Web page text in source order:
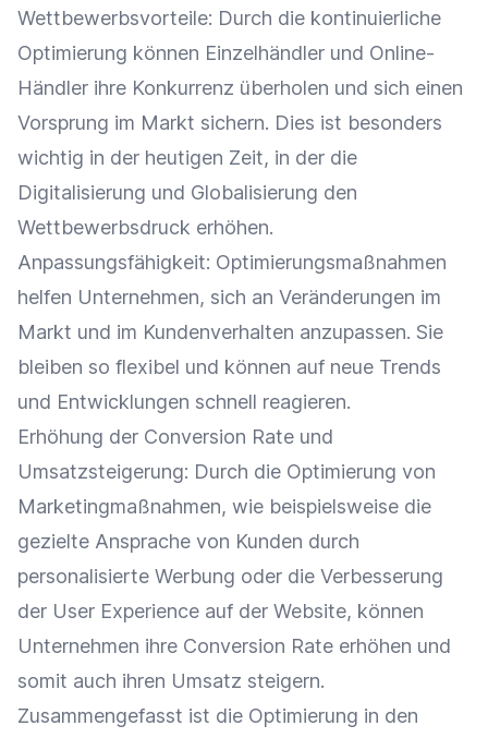
Wettbewerbsvorteile: Durch die kontinuierliche
Optimierung können Einzelhändler und Online-
Händler ihre Konkurrenz überholen und sich einen
Vorsprung im Markt sichern. Dies ist besonders
wichtig in der heutigen Zeit, in der die
Digitalisierung und Globalisierung den
Wettbewerbsdruck erhöhen.
Anpassungsfähigkeit: Optimierungsmaßnahmen
helfen Unternehmen, sich an Veränderungen im
Markt und im Kundenverhalten anzupassen. Sie
bleiben so flexibel und können auf neue Trends
und Entwicklungen schnell reagieren.
Erhöhung der Conversion Rate und
Umsatzsteigerung: Durch die Optimierung von
Marketingmaßnahmen, wie beispielsweise die
gezielte Ansprache von Kunden durch
personalisierte Werbung oder die Verbesserung
der User Experience auf der Website, können
Unternehmen ihre Conversion Rate erhöhen und
somit auch ihren Umsatz steigern.
Zusammengefasst ist die Optimierung in den